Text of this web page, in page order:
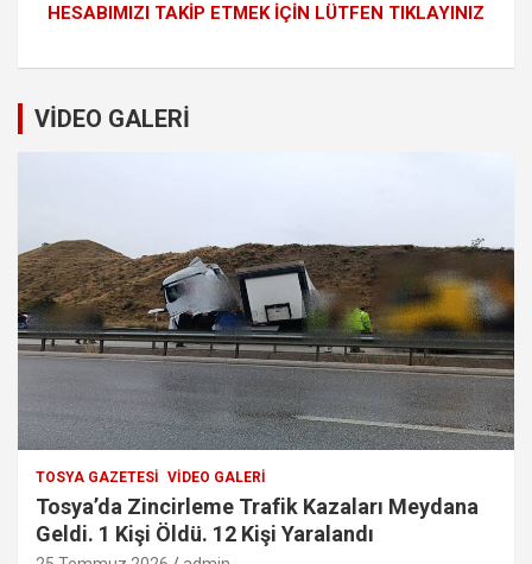
HESABIMIZI TAKİP ETMEK İÇİN LÜTFEN TIKLAYINIZ
VİDEO GALERİ
TOSYA GAZETESI VIDEO GALERI
Tosya’da Zincirleme Trafik Kazaları Meydana
Geldi. 1 Kişi Öldü. 12 Kişi Yaralandı